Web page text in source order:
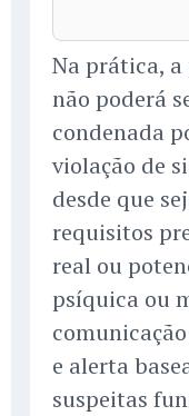
Na prática, a
não poderá
condenada
violação de
desde que
requisitos
real ou
psíquica ou
e alerta
suspeitas